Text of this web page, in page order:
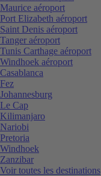
Maurice aéroport
Port Elizabeth aéroport
Saint Denis aéroport
Tanger aéroport
Tunis Carthage aéroport
Windhoek aéroport
Casablanca
Fez
Johannesburg
Le Cap
Kilimanjaro
Nariobi
Pretoria
Windhoek
Zanzibar
Voir toutes les destinations